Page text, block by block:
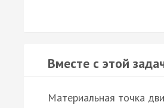
Вместе с этой
Материальная точка